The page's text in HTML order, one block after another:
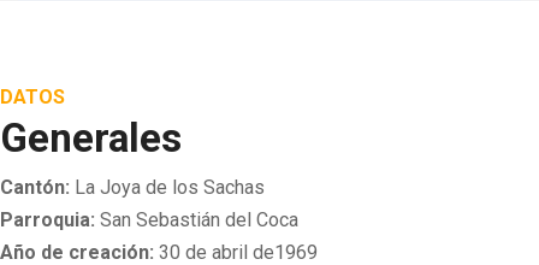
DATOS
Generales
Cantón: La Joya de los Sachas
Parroquia: San Sebastián del Coca
Año de creación: 30 de abril de1969